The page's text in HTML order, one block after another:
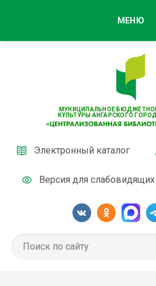
МУНИЦИПАЛЬНОЕ
КУЛЬТУРЫ АНГАРСКОГО
Электронный каталог
Версия для слабовидящих
МЕНЮ